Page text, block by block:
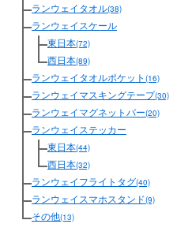
ランウェイタオル(38)
ランウェイスケール
東日本(72)
西日本(89)
ランウェイタオルポケット (16)
ランウェイマスキングテープ(30)
ランウェイマグネットバー(20)
ランウェイステッカー
東日本(44)
西日本(32)
ランウェイフライトタグ(40)
ランウェイスマホスタンド(9)
その他(13)